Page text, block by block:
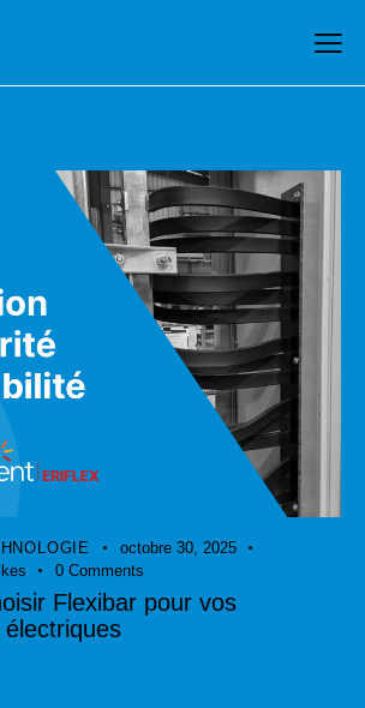
octobre 30, 2025
0 Comments
Flexibar pour vos